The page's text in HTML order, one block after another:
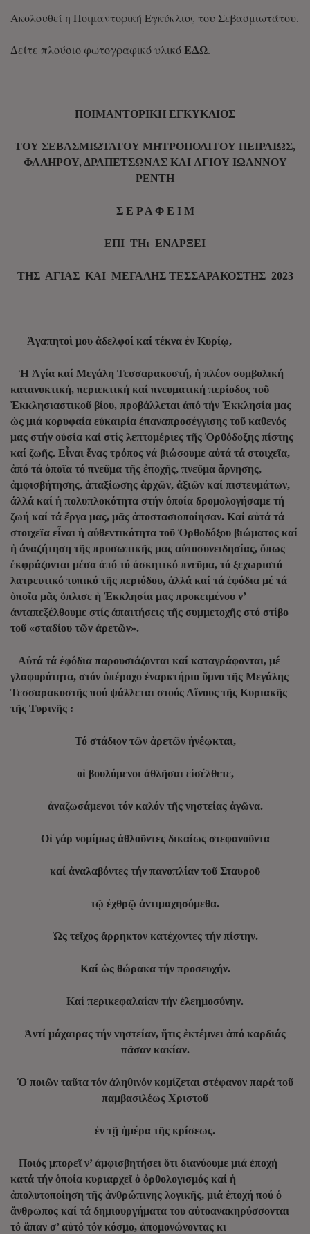
Ακολουθεί η Ποιμαντορική Εγκύκλιος του Σεβασμιωτάτου.
Δείτε πλούσιο φωτογραφικό υλικόΕΔΩ.
ΠΟΙΜΑΝΤΟΡΙΚΗ ΕΓΚΥΚΛΙΟΣ
ΤΟΥ ΣΕΒΑΣΜΙΩΤΑΤΟΥ ΜΗΤΡΟΠΟΛΙΤΟΥ ΠΕΙΡΑΙΩΣ,
ΦΑΛΗΡΟΥ, ΔΡΑΠΕΤΣΩΝΑΣ ΚΑΙ ΑΓΙΟΥ ΙΩΑΝΝΟΥ
ΡΕΝΤΗ
Σ Ε Ρ Α Φ Ε Ι Μ
ΕΠΙ ΤΗι ΕΝΑΡΞΕΙ
ΤΗΣ ΑΓΙΑΣ ΚΑΙ ΜΕΓΑΛΗΣ ΤΕΣΣΑΡΑΚΟΣΤΗΣ 2023
Ἀγαπητοὶ μου ἀδελφοί καί τέκνα ἐν Κυρίῳ,
Ἡ Ἁγία καί Μεγάλη Τεσσαρακοστή, ἡ πλέον συμβολική
κατανυκτική, περιεκτική καί πνευματική περίοδος τοῦ
Ἐκκλησιαστικοῦ βίου, προβάλλεται ἀπό τήν Ἐκκλησία μας
ὡς μιά κορυφαία εὐκαιρία ἐπαναπροσέγγισης τοῦ καθενός
μας στήν οὐσία καί στίς λεπτομέριες τῆς Ὀρθόδοξης πίστης
καί ζωῆς. Εἶναι ἕνας τρόπος νά βιώσουμε αὐτά τά στοιχεῖα,
ἀπό τά ὁποῖα τό πνεῦμα τῆς ἐποχῆς, πνεῦμα ἄρνησης,
ἀμφισβήτησης, ἀπαξίωσης ἀρχῶν, ἀξιῶν καί πιστευμάτων,
άλλά καί ἡ πολυπλοκότητα στήν ὁποία δρομολογήσαμε τή
ζωή καί τά ἔργα μας, μᾶς ἀποστασιοποίησαν. Καί αὐτά τά
στοιχεῖα εἶναι ἡ αὐθεντικότητα τοῦ Ὀρθοδόξου βιώματος καί
ἡ άναζήτηση τῆς προσωπικῆς μας αὐτοσυνειδησίας, ὅπως
ἐκφράζονται μέσα ἀπό τό ἀσκητικό πνεῦμα, τό ξεχωριστό
λατρευτικό τυπικό τῆς περιόδου, ἀλλά καί τά ἐφόδια μέ τά
ὁποῖα μᾶς ὅπλισε ἡ Ἐκκλησία μας προκειμένου ν’
ἀνταπεξέλθουμε στίς ἀπαιτήσεις τῆς συμμετοχῆς στό στίβο
τοῦ «σταδίου τῶν ἀρετῶν».
Αὐτά τά ἐφόδια παρουσιάζονται καί καταγράφονται, μέ
γλαφυρότητα, στόν ὑπέροχο ἐναρκτήριο ὕμνο τῆς Μεγάλης
Τεσσαρακοστῆς πού ψάλλεται στούς Αἴνους τῆς Κυριακῆς
τῆς Τυρινῆς :
Τό στάδιον τῶν ἀρετῶν ἠνέῳκται,
οἱ βουλόμενοι ἀθλῆσαι εἰσέλθετε,
ἀναζωσάμενοι τόν καλόν τῆς νηστείας ἀγῶνα.
Οἱ γάρ νομίμως ἀθλοῦντες δικαίως στεφανοῦντα
καί ἀναλαβόντες τήν πανοπλίαν τοῦ Σταυροῦ
τῷ ἐχθρῷ ἀντιμαχησόμεθα.
Ὡς τεῖχος ἄρρηκτον κατέχοντες τήν πίστην.
Καί ὡς θώρακα τήν προσευχήν.
Καί περικεφαλαίαν τήν ἐλεημοσύνην.
Ἀντί μάχαιρας τήν νηστείαν, ἤτις ἐκτέμνει ἀπό καρδιάς
πᾶσαν κακίαν.
Ὁ ποιῶν ταῦτα τόν ἀληθινόν κομίζεται στέφανον παρά τοῦ
παμβασιλέως Χριστοῦ
ἐν τῇ ἡμέρα τῆς κρίσεως.
Ποιός μπορεῖ ν’ ἀμφισβητήσει ὅτι διανύουμε μιά ἐποχή
κατά τήν ὁποία κυριαρχεῖ ὁ ὀρθολογισμός καί ἡ
ἀπολυτοποίηση τῆς ἀνθρώπινης λογικῆς, μιά ἐποχή πού ὁ
ἄνθρωπος καί τά δημιουργήματα του αὐτοανακηρύσσονται
τό ἅπαν σ’ αὐτό τόν κόσμο, ἀπομονώνοντας κι